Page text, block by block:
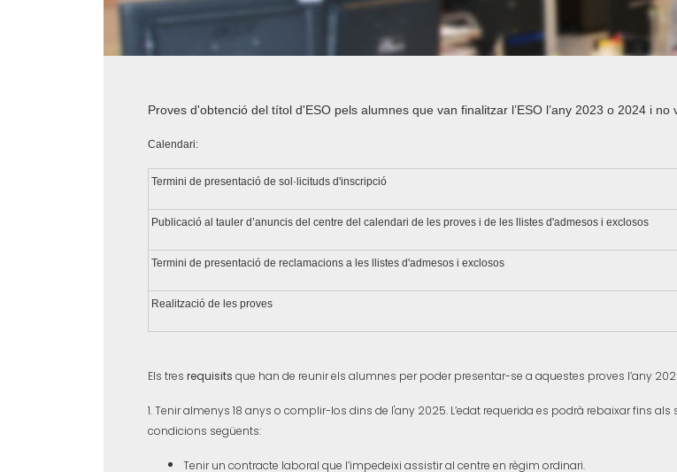
Proves d'obtenció del títol d'ESO pels alumnes que van finalitzar l’ESO l’any 2023 o 2024 i no
Calendari:
Termini de presentació de sol·licituds d'inscripció
Publicació al tauler d’anuncis del centre del calendari de les proves i de les llistes d'admesos i exclosos
Termini de presentació de reclamacions a les llistes d'admesos i exclosos
Realització de les proves
Els tres requisits que han de reunir els alumnes per poder presentar-se a aquestes proves l’any
1. T​enir almenys 18 anys o complir-los dins de l'any 2025. L’edat requerida es podrà rebaixar fins
condicions següents:
Tenir un contracte laboral que l’impedeixi assistir al centre en règim ordinari.